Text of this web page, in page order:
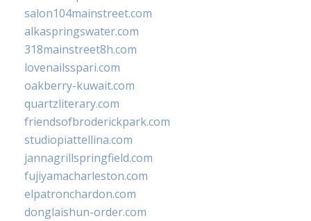
salon104mainstreet.com
alkaspringswater.com
318mainstreet8h.com
lovenailsspari.com
oakberry-kuwait.com
quartzliterary.com
friendsofbroderickpark.com
studiopiattellina.com
jannagrillspringfield.com
fujiyamacharleston.com
elpatronchardon.com
donglaishun-order.com